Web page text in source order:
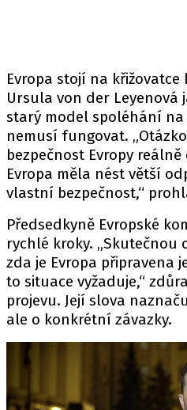
Evropa stojí na
Ursula von der Leyenová
starý model spoléhání na
nemusí fungovat.
bezpečnost Evropy
Evropa měla nést větší
vlastní bezpečnost,“
Předsedkyně Evropské
rychlé kroky. „Skutečnou
zda je Evropa připravena
to situace vyžaduje,“
projevu. Její slova
ale o konkrétní závazky.